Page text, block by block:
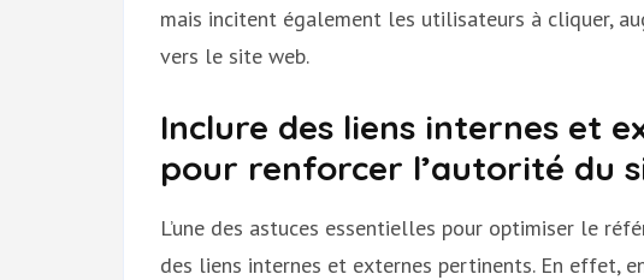
mais incitent également les utilisateurs à cliquer,
vers le site web.
Inclure des liens internes et
pour renforcer l’autorité du
L’une des astuces essentielles pour optimiser le
des liens internes et externes pertinents. En effet,